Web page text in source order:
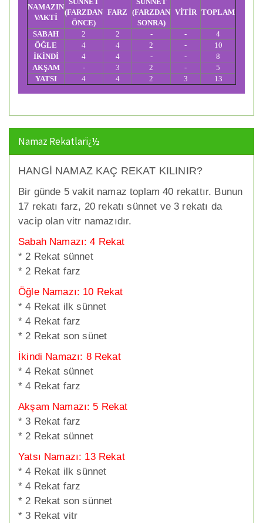
NAMAZIN
VAKTİ
(FARZDAN
ÖNCE)
FARZ (FARZDAN
SONRA)
VİTİR TOPLAM
SABAH 2 2 - -
4
ÖĞLE
4 4 2 -
10
İKİNDİ
4 4 - -
8
AKŞAM
- 3 2 -
5
YATSI
4 4 2 3 13
Namaz Rekatlarï¿½
HANGİ NAMAZ KAÇ REKAT KILINIR?
Bir günde 5 vakit namaz toplam 40 rekattır. Bunun
17 rekatı farz, 20 rekatı sünnet ve 3 rekatı da
vacip olan vitr namazıdır.
Sabah Namazı: 4 Rekat
* 2 Rekat sünnet
* 2 Rekat farz
Öğle Namazı: 10 Rekat
* 4 Rekat ilk sünnet
* 4 Rekat farz
* 2 Rekat son sünet
İkindi Namazı: 8 Rekat
* 4 Rekat sünnet
* 4 Rekat farz
Akşam Namazı: 5 Rekat
* 3 Rekat farz
* 2 Rekat sünnet
Yatsı Namazı: 13 Rekat
* 4 Rekat ilk sünnet
* 4 Rekat farz
* 2 Rekat son sünnet
* 3 Rekat vitr